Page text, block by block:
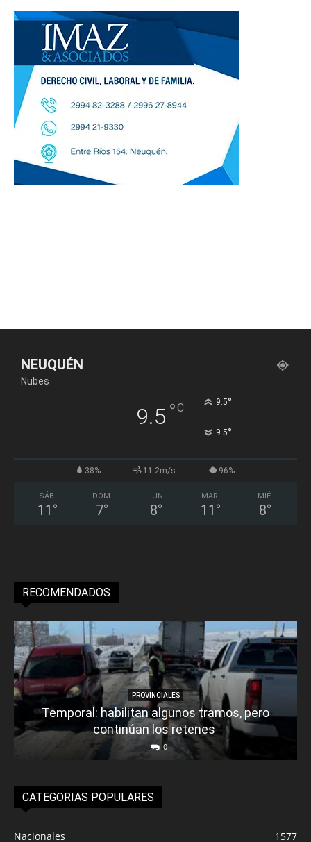
NEUQUÉN
Nubes
9.5 °C 9.5°
9.5°
38% 11.2m/s 96%
SÁB
11 °
DOM
7°
LUN
8°
MAR
11 °
MIÉ
8°
RECOMENDADOS
PROVINCIALES
Temporal: habilitan algunos tramos, pero
continúan los retenes
0
CATEGORIAS POPULARES
Nacionales
1577